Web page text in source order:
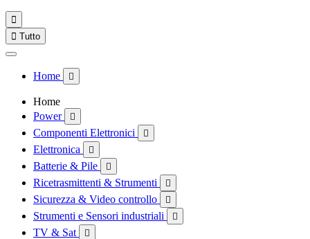

 Tutto
Home 
Home
Power

Componenti Elettronici 
Elettronica 
Batterie & Pile 
Ricetrasmittenti & Strumenti 
Sicurezza & Video controllo 
Strumenti e Sensori industriali 
TV & Sat 